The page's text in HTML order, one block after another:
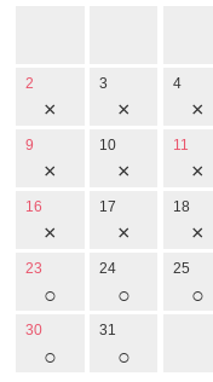
2
×
3
×
4
×
9
×
10
×
11
×
16
×
17
×
18
×
23
○
24
○
25
○
30
○
31
○